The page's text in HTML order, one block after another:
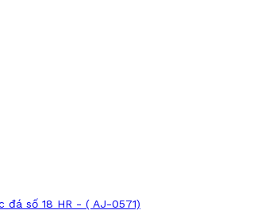
đá số 18 HR - ( AJ-0571)